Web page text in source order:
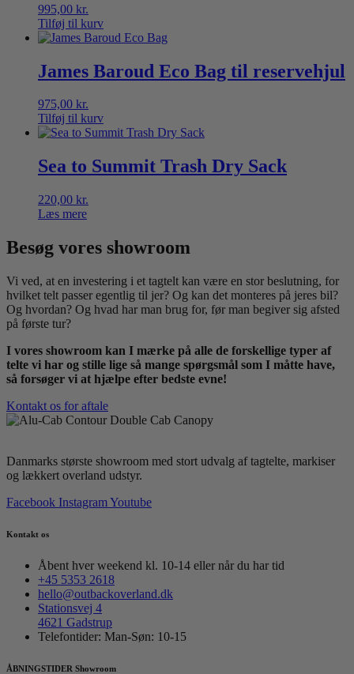
995,00 kr.
Tilføj til kurv
James Baroud Eco Bag til reservehjul
975,00 kr.
Tilføj til kurv
Sea to Summit Trash Dry Sack
220,00 kr.
Læs mere
Besøg vores showroom
Vi ved, at en investering i et tagtelt kan være en stor beslutning, for
hvilket telt passer egentlig til jer? Og kan det monteres på jeres bil?
Og hvordan? Og hvad har man brug for, før man begiver sig afsted
på første tur?
I vores showroom kan I mærke på alle de forskellige typer af
telte vi har og stille lige så mange spørgsmål som I måtte have,
så forsøger vi at hjælpe efter bedste evne!
Kontakt os for aftale
Danmarks største showroom med stort udvalg af tagtelte, markiser
og lækkert overland udstyr.
Facebook InstagramYoutube
Kontakt os
Åbent hver weekend kl. 10-14 eller når du har tid
+45 5353 2618
hello@outbackoverland.dk
Stationsvej 4
4621 Gadstrup
Telefontider: Man-Søn: 10-15
ÅBNINGSTIDER Showroom